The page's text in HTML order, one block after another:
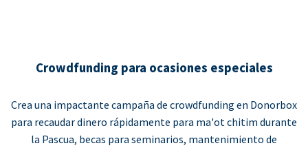
Crowdfunding para ocasiones especiales
Crea una impactante campaña de crowdfunding en Donorbox
para recaudar dinero rápidamente para ma'ot chitim durante
la Pascua, becas para seminarios, mantenimiento de